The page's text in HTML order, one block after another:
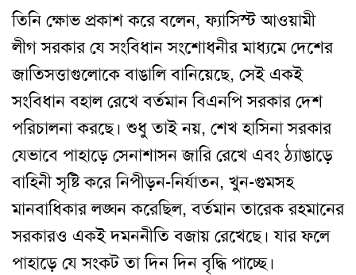
তিনি ক্ষোভ প্রকাশ করে বলেন, ফ্যাসিস্ট আওয়ামী
লীগ সরকার যে সংবিধান সংশোধনীর মাধ্যমে দেশের
জাতিসত্তাগুলোকে বাঙালি বানিয়েছে, সেই একই
সংবিধান বহাল রেখে বর্তমান বিএনপি সরকার দেশ
পরিচালনা করছে। শুধু তাই নয়, শেখ হাসিনা সরকার
যেভাবে পাহাড়ে সেনাশাসন জারি রেখে এবং ঠ্যাঙাড়ে
বাহিনী সৃষ্টি করে নিপীড়ন-নির্যাতন, খুন-গুমসহ
মানবাধিকার লঙ্ঘন করেছিল, বর্তমান তারেক রহমানের
সরকারও একই দমননীতি বজায় রেখেছে। যার ফলে
পাহাড়ে যে সংকট তা দিন দিন বৃদ্ধি পাচ্ছে।